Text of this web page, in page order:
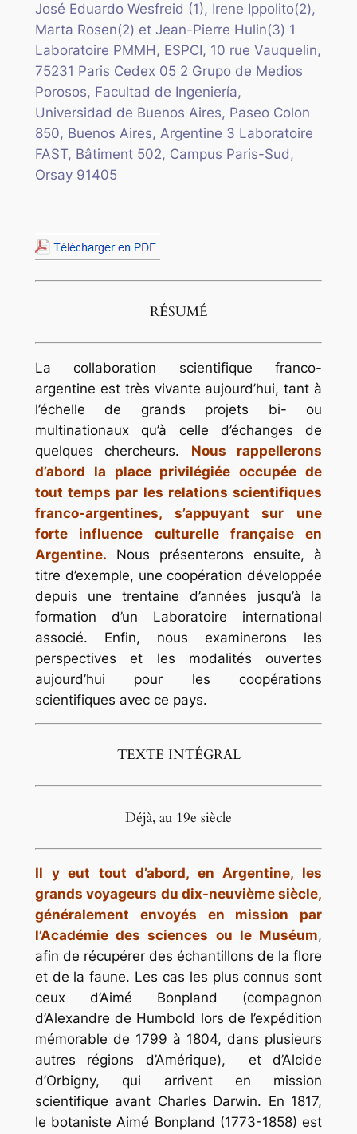
José Eduardo Wesfreid (1), Irene Ippolito(2),
Marta Rosen(2) et Jean-Pierre Hulin(3) 1
Laboratoire PMMH, ESPCI, 10 rue Vauquelin,
75231 Paris Cedex 05 2 Grupo de Medios
Porosos, Facultad de Ingeniería,
Universidad de Buenos Aires, Paseo Colon
850, Buenos Aires, Argentine 3 Laboratoire
FAST, Bâtiment 502, Campus Paris-Sud,
Orsay 91405
RÉSUMÉ
La collaboration scientifique franco-
argentine est très vivante aujourd’hui, tant à
l’échelle de grands projets bi- ou
multinationaux qu’à celle d’échanges de
quelques chercheurs. Nous rappellerons
d’abord la place privilégiée occupée de
tout temps par les relations scientifiques
franco-argentines, s’appuyant sur une
forte influence culturelle française en
Argentine. Nous présenterons ensuite, à
titre d’exemple, une coopération développée
depuis une trentaine d’années jusqu’à la
formation d’un Laboratoire international
associé. Enfin, nous examinerons les
perspectives et les modalités ouvertes
aujourd’hui pour les coopérations
scientifiques avec ce pays.
TEXTE INTÉGRAL
Déjà, au 19e siècle
Il y eut tout d’abord, en Argentine, les
grands voyageurs du dix-neuvième siècle,
généralement envoyés en mission par
l’Académie des sciences ou le Muséum,
afin de récupérer des échantillons de la flore
et de la faune. Les cas les plus connus sont
ceux d’Aimé Bonpland (compagnon
d’Alexandre de Humbold lors de l’expédi­tion
mémorable de 1799 à 1804, dans plusieurs
autres régions d’Amérique), et d’Alcide
d’Orbigny, qui arri­vent en mission
scientifique avant Charles Darwin. En 1817,
le botaniste Aimé Bonpland (1773-1858) est